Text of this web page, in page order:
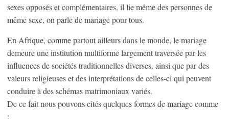
sexes opposés et complémentaires, il lie même des personnes de
même sexe, on parle de mariage pour tous.
En Afrique, comme partout ailleurs dans le monde, le mariage
demeure une institution multiforme largement traversée par les
influences de sociétés traditionnelles diverses, ainsi que par des
valeurs religieuses et des interprétations de celles-ci qui peuvent
conduire à des schémas matrimoniaux variés.
De ce fait nous pouvons cités quelques formes de mariage comme
: